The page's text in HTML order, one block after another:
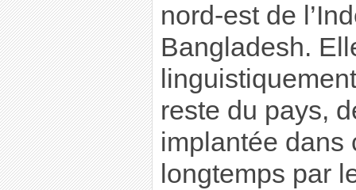
nord-est de
Bangladesh.
reste du pays,
implantée dans
longtemps par